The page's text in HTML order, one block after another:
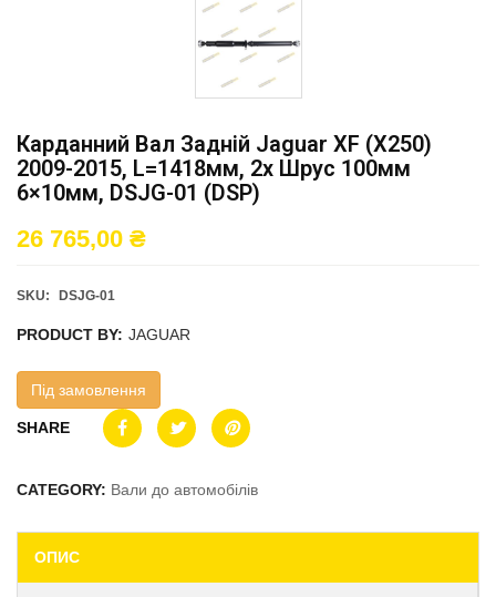
Карданний Вал Задній Jaguar XF (X250)
2009-2015, L=1418мм, 2x Шрус 100мм
6×10мм, DSJG-01 (DSP)
26 765,00 ₴
SKU: DSJG-01
PRODUCT BY: JAGUAR
Під замовлення
SHARE
CATEGORY: Вали до автомобілів
ОПИС